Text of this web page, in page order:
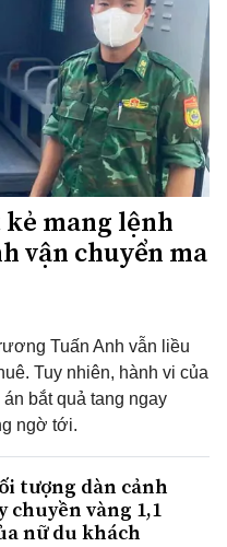
mang lệnh
vận chuyển ma
Tuấn Anh vẫn liều
Tuy nhiên, hành vi của
bắt quả tang ngay
ngờ tới.
tượng dàn cảnh
chuyền vàng 1,1
nữ du khách